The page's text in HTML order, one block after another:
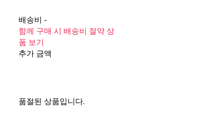
배송비 -
함께 구매 시 배송비 절약 상
품 보기
추가 금액
품절된 상품입니다.